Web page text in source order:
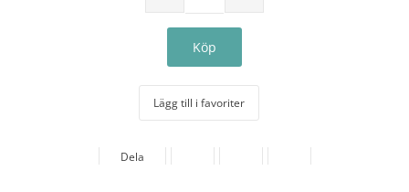
Lägg till i favoriter
Dela